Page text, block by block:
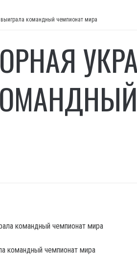
командный чемпионат мира
командный чемпионат мира